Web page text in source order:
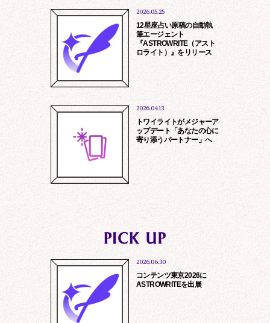
※人材紹介会社の皆様へ
弊社は現在、紹介会社様を介した採用を
行っておりません。
営業のお電話等ご遠慮くださいますよ
う、お願い申し上げます。
2026.05.25
12星座占い原稿の自動執
筆エージェント
『ASTROWRITE（アスト
ロライト）』をリリース
2026.04.13
トワイライトがメジャーア
ップデート「あなたの心に
寄り添うパートナー」へ
2026.06.30
コンテンツ東京2026に
ASTROWRITEを出展